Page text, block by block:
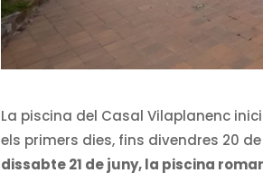
La piscina del Casal Vilaplanenc
els primers dies, fins divendres 20
dissabte 21 de juny, la piscina